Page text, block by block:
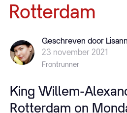
Rotterdam
Geschreven door
23 november 2021
Frontrunner
King Willem-
Rotterdam on